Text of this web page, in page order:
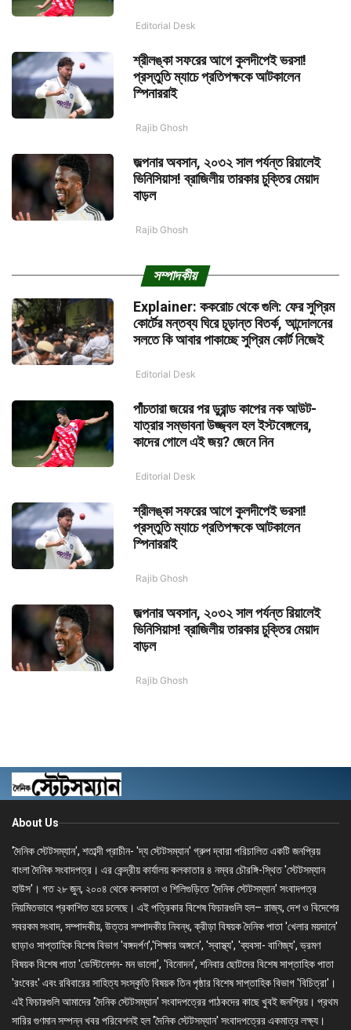
Editorial Desk
শ্রীলঙ্কা সফরের আগে কুলদীপেই ভরসা!
প্রস্তুতি ম্যাচে প্রতিপক্ষকে আটকালেন
স্পিনাররাই
Rajib Ghosh
জল্পনার অবসান, ২০৩২ সাল পর্যন্ত রিয়ালেই
ভিনিসিয়াস! ব্রাজিলীয় তারকার চুক্তির মেয়াদ
বাড়ল
Rajib Ghosh
সম্পাদকীয়
Explainer: ককরোচ থেকে গুলি: ফের সুপ্রিম
কোর্টের মন্তব্য ঘিরে চূড়ান্ত বিতর্ক, আন্দোলনের
সলতে কি আবার পাকাচ্ছে সুপ্রিম কোর্ট নিজেই
Editorial Desk
পাঁচতারা জয়ের পর ডুরান্ড কাপের নক আউট-
যাত্রার সম্ভাবনা উজ্জ্বল হল ইস্টবেঙ্গলের,
কাদের গোলে এই জয়? জেনে নিন
Editorial Desk
শ্রীলঙ্কা সফরের আগে কুলদীপেই ভরসা!
প্রস্তুতি ম্যাচে প্রতিপক্ষকে আটকালেন
স্পিনাররাই
Rajib Ghosh
জল্পনার অবসান, ২০৩২ সাল পর্যন্ত রিয়ালেই
ভিনিসিয়াস! ব্রাজিলীয় তারকার চুক্তির মেয়াদ
বাড়ল
Rajib Ghosh
About Us
'দৈনিক স্টেটসম্যান', শতাব্দী প্রাচীন- 'দ্য স্টেটসম্যান' গ্রুপ দ্বারা পরিচালিত একটি জনপ্রিয়
বাংলা দৈনিক সংবাদপত্র। এর কেন্দ্রীয় কার্যালয় কলকাতার ৪ নম্বর চৌরঙ্গি-স্থিত 'স্টেটসম্যান
হাউস'। গত ২৮ জুন, ২০০৪ থেকে কলকাতা ও শিলিগুড়িতে 'দৈনিক স্টেটসম্যান' সংবাদপত্র
নিয়মিতভাবে প্রকাশিত হয়ে চলেছে। এই পত্রিকার বিশেষ ফিচারগুলি হল– রাজ্য, দেশ ও বিদেশের
সবরকম সংবাদ, সম্পাদকীয়, উত্তর সম্পাদকীয় নিবন্ধ, ক্রীড়া বিষয়ক দৈনিক পাতা 'খেলার ময়দানে'
ছাড়াও সাপ্তাহিক বিশেষ বিভাগ 'বঙ্গদর্পণ','শিক্ষার অঙ্গনে', 'স্বাস্থ্য', 'ব্যবসা- বাণিজ্য', ভ্রমণ
বিষয়ক বিশেষ পাতা 'ডেস্টিনেশন- মন ভালো', 'বিনোদন', শনিবার ছোটদের বিশেষ সাপ্তাহিক পাতা
'রংবেরং' এবং রবিবারের সাহিত্য সংস্কৃতি বিষয়ক তিন পৃষ্ঠার বিশেষ সাপ্তাহিক বিভাগ 'বিচিত্রা'।
এই ফিচারগুলি আমাদের 'দৈনিক স্টেটসম্যান' সংবাদপত্রের পাঠকদের কাছে খুবই জনপ্রিয়। প্রথম
সারির গুণমান সম্পন্ন খবর পরিবেশনই হল 'দৈনিক স্টেটসম্যান' সংবাদপত্রের একমাত্র লক্ষ্য।